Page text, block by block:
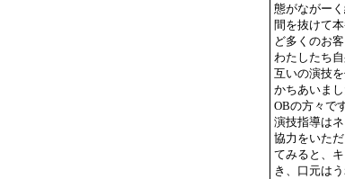
態がながー
間を抜けて
ど多くのお
わたしたち
互いの演技
かちあいま
OBの方々です
演技指導は
協力をいた
てみると、
き、口元は